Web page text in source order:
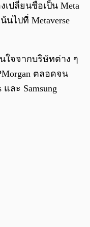
เปลี่ยนชื่อเป็น Meta
ไปที่ Metaverse
ใจจากบริษัทต่าง ๆ
ตลอดจน
ละ Samsung